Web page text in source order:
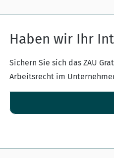
Haben wir Ihr
Sichern Sie sich das ZAU
Arbeitsrecht im